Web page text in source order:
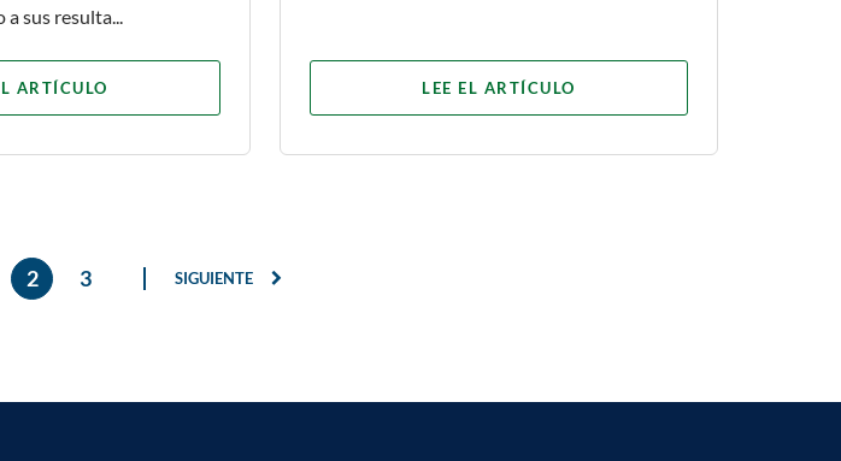
a sus resulta...
ARTÍCULO LEE EL ARTÍCULO
2 3 SIGUIENTE